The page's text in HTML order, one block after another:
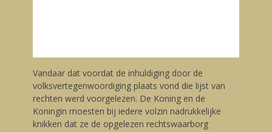
Vandaar dat voordat de inhuldiging door de
volksvertegenwoordiging plaats vond die lijst van
rechten werd voorgelezen. De Koning en de
Koningin moesten bij iedere volzin nadrukkelijke
knikken dat ze de opgelezen rechtswaarborg